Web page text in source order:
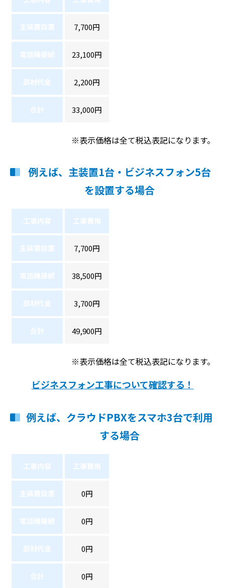
主装置設置 7,700円
電話機接続 23,100円
部材代金 2,200円
合計 33,000円
※表示価格は全て税込表記になります。
例えば、主装置1台・ビジネスフォン5台
を設置する場合
工事内容 工事費用
主装置設置 7,700円
電話機接続 38,500円
部材代金 3,700円
合計 49,900円
※表示価格は全て税込表記になります。
ビジネスフォン工事について確認する！
例えば、クラウドPBXをスマホ3台で利用
する場合
工事内容 工事費用
主装置設置 0円
電話機接続 0円
部材代金 0円
合計 0円